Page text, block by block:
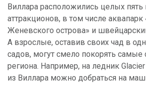
Виллара расположились целых пять
аттракционов, в том числе
Женевского острова» и
А взрослые, оставив своих чад в
садов, могут смело покорять
региона. Например, на ледник
из Виллара можно добраться на